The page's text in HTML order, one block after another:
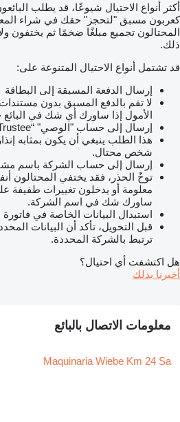
أكثر أنواع الاحتيال شيوعًا، قد يطلب
كعربون مسبق "لتحجز" حقك في شراء
المحتالون تجميع مبلغًا ضخمًا ثم يختفون
ذلك.
قد تشتمل أنواع الاحتيال المتنوعة على:
إرسال الدفعة المسبقة إلى البطاقة
لا تقم بالدفع المسبق بدون
الأمول إذا ساورك أي شك في البائع
إرسال إلى حساب "الوصي" “Trustee”
هذا الطلب ينبغي أن يكون بمثابه
شخص محتال.
إرسال إلى حساب الشركة باسم
توخّ الحذر، فقد يختفي المحتالون
معلومة أو يدخلون تغييرات طفيفة
ساورك شك في اسم الشركة.
استبدال البيانات الخاصة في
قبل التحويل، تأكد أن البيانات
ترتبط بالشركة المحددة.
هل اكتشفت أي احتيال؟
أخبرنا بذلك
معلومات الاتصال بالبائع
Maquinaria Wiebe Km 24 Sa